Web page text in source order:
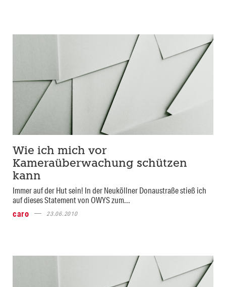
Wie ich mich vor
Kameraüberwachung schützen
kann
Immer auf der Hut sein! In der Neuköllner Donaustraße stieß ich
auf dieses Statement von OWYS zum...
caro
23.06.2010